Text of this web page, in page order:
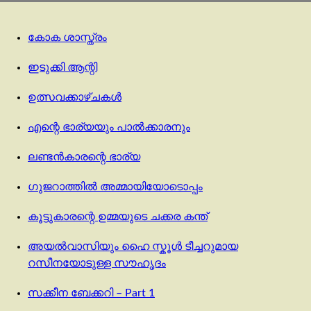
കോക ശാസ്ത്രം
ഇടുക്കി ആന്റി
ഉത്സവക്കാഴ്ചകൾ
എന്റെ ഭാര്യയും പാൽക്കാരനും
ലണ്ടൻകാരന്റെ ഭാര്യ
ഗുജറാത്തിൽ അമ്മായിയോടൊപ്പം
കൂട്ടുകാരന്റെ ഉമ്മയുടെ ചക്കര കന്ത്
അയൽവാസിയും ഹൈ സ്കൂൾ ടീച്ചറുമായ
റസീനയോടുള്ള സൗഹൃദം
സക്കീന ബേക്കറി – Part 1